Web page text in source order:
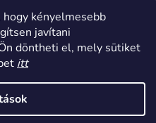
kényelmesebb
javítani
döntheti el, mely sütiket
itt
Méretnek megfelelő.